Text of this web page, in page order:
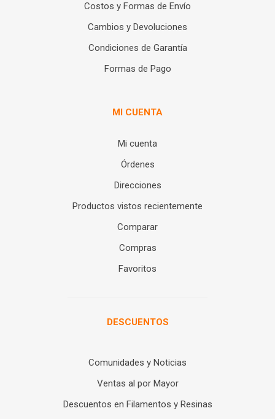
Costos y Formas de Envío
Cambios y Devoluciones
Condiciones de Garantía
Formas de Pago
MI CUENTA
Mi cuenta
Órdenes
Direcciones
Productos vistos recientemente
Comparar
Compras
Favoritos
DESCUENTOS
Comunidades y Noticias
Ventas al por Mayor
Descuentos en Filamentos y Resinas